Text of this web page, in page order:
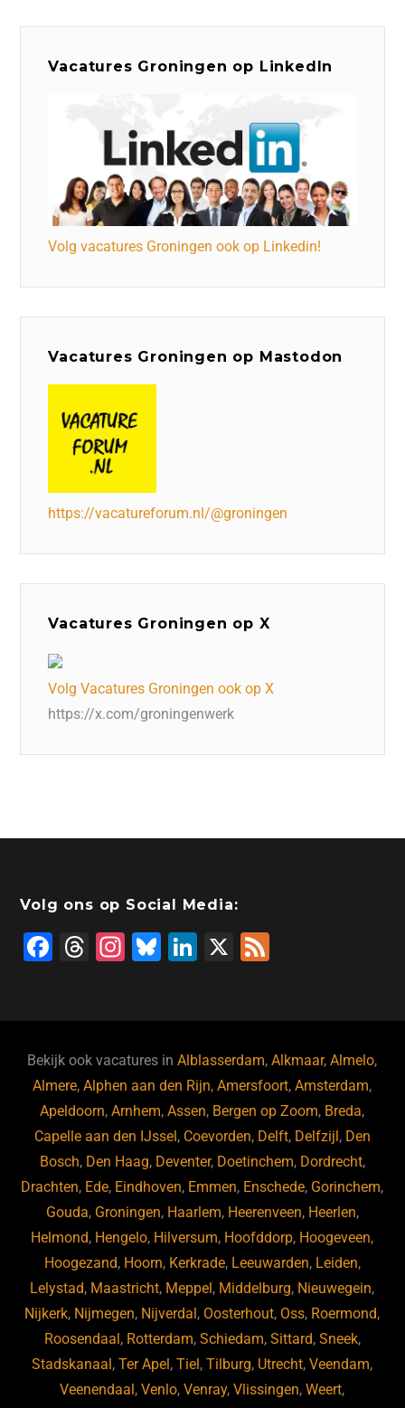
Vacatures Groningen op LinkedIn
Volg vacatures Groningen ook op Linkedin!
Vacatures Groningen op Mastodon
https://vacatureforum.nl/@groningen
Vacatures Groningen op X
Volg Vacatures Groningen ook op X
https://x.com/groningenwerk
Volg ons op Social Media:
F
b
o
o
k
T
d
s
In
a
m
Bl
ky
Li
dI
n
X
Bekijk ook vacatures inAlblasserdam,Alkmaar,Almelo,
Almere,Alphen aan den Rijn,Amersfoort,Amsterdam,
Apeldoorn,Arnhem,Assen, Bergen op Zoom, Breda,
Capelle aan den IJssel, Coevorden, Delft, Delfzijl, Den
Bosch, Den Haag, Deventer, Doetinchem, Dordrecht,
Drachten, Ede, Eindhoven, Emmen, Enschede, Gorinchem,
Gouda, Groningen, Haarlem, Heerenveen, Heerlen,
Helmond, Hengelo, Hilversum, Hoofddorp, Hoogeveen,
Hoogezand, Hoorn, Kerkrade, Leeuwarden, Leiden,
Lelystad, Maastricht, Meppel, Middelburg, Nieuwegein,
Nijkerk, Nijmegen, Nijverdal, Oosterhout, Oss, Roermond,
Roosendaal, Rotterdam, Schiedam, Sittard, Sneek,
Stadskanaal,Ter Apel,Tiel,Tilburg, Utrecht,Veendam,
Veenendaal,Venlo,Venray,Vlissingen,Weert,